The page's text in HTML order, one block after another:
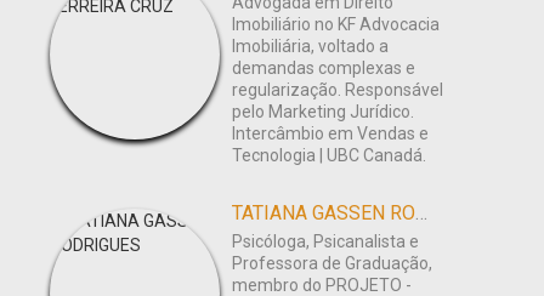
Imobiliário no KF Advocacia
Imobiliária, voltado a
demandas complexas e
regularização. Responsável
pelo Marketing Jurídico.
Intercâmbio em Vendas e
Tecnologia | UBC Canadá.
TATIANA GASSEN RODRIGUES
Psicóloga, Psicanalista e
Professora de Graduação,
membro do PROJETO -